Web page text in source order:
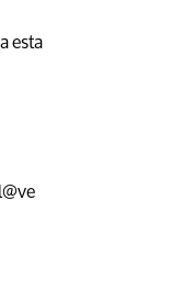
esta